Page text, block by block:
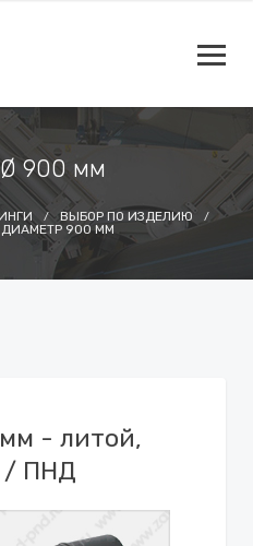
900 мм
ВЫБОР ПО ИЗДЕЛИЮ
ДИАМЕТР 900 ММ
- литой,
/ ПНД